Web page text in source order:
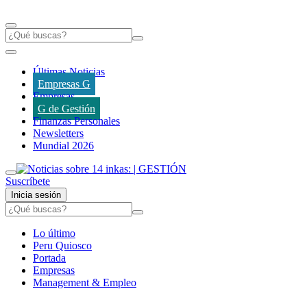
Últimas Noticias
Empresas G
Empresas
G de Gestión
Finanzas Personales
Newsletters
Mundial 2026
Suscríbete
Inicia sesión
Lo último
Peru Quiosco
Portada
Empresas
Management & Empleo